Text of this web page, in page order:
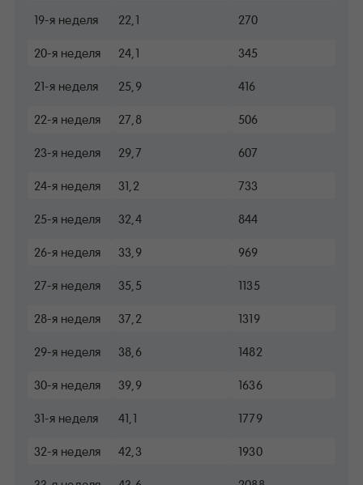
19-я неделя 22,1 270
20-я неделя 24,1 345
21-я неделя 25,9 416
22-я неделя 27,8 506
23-я неделя 29,7 607
24-я неделя 31,2 733
25-я неделя 32,4 844
26-я неделя 33,9 969
27-я неделя 35,5 1135
28-я неделя 37,2 1319
29-я неделя 38,6 1482
30-я неделя 39,9 1636
31-я неделя 41,1 1779
32-я неделя 42,3 1930